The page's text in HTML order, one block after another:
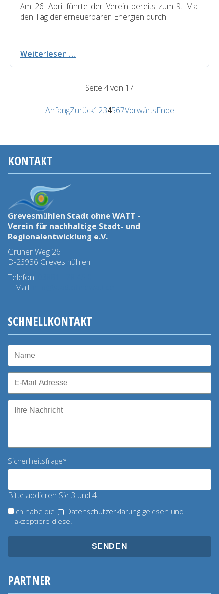
Am 26. April führte der Verein bereits zum 9. Mal
den Tag der erneuerbaren Energien durch.
Weiterlesen …
erneuerbaren
Energien
und
1.
Stadt-
Preises
Seite 4 von 17
AnfangZurück1 234567VorwärtsEnde
KONTAKT
Grevesmühlen Stadt ohne WATT -
Verein für nachhaltige Stadt- und
Regionalentwicklung e.V.
Grüner Weg 26
D-23936 Grevesmühlen
Telefon:
E-Mail:
SCHNELLKONTAKT
Pflichtfeld
Sicherheitsfrage*
Bitte addieren Sie 3 und 4.
Ich habe die Datenschutzerklärunggelesen und
akzeptiere diese.
SENDEN
PARTNER